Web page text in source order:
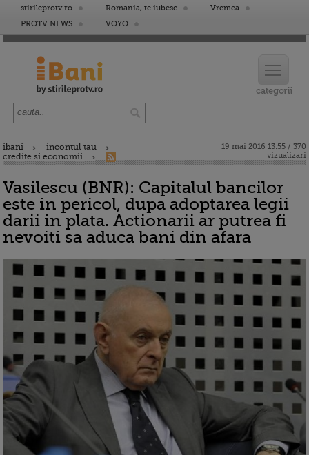
stirileprotv.ro Romania, te iubesc
Vremea
PROTV NEWS
VOYO
ibani
incontul tau
credite si economii
19 mai 2016 13:55 / 370
vizualizari
Vasilescu (BNR): Capitalul bancilor
este in pericol, dupa adoptarea legii
darii in plata. Actionarii ar putrea fi
nevoiti sa aduca bani din afara